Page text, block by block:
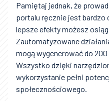
Pamiętaj jednak, że
portalu ręcznie jest bardzo
lepsze efekty możesz
Zautomatyzowane
mogą wygenerować do
Wszystko dzięki
wykorzystanie pełni
społecznościowego.